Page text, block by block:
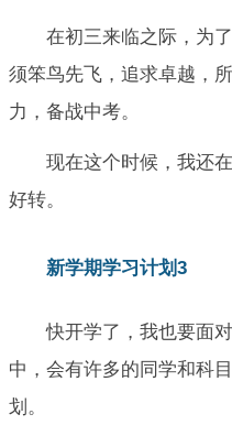
在初三来临之际，为
须笨鸟先飞，追求卓越，
力，备战中考。
现在这个时候，我还
好转。
新学期学习计划3
快开学了，我也要面
中，会有许多的同学和科
划。